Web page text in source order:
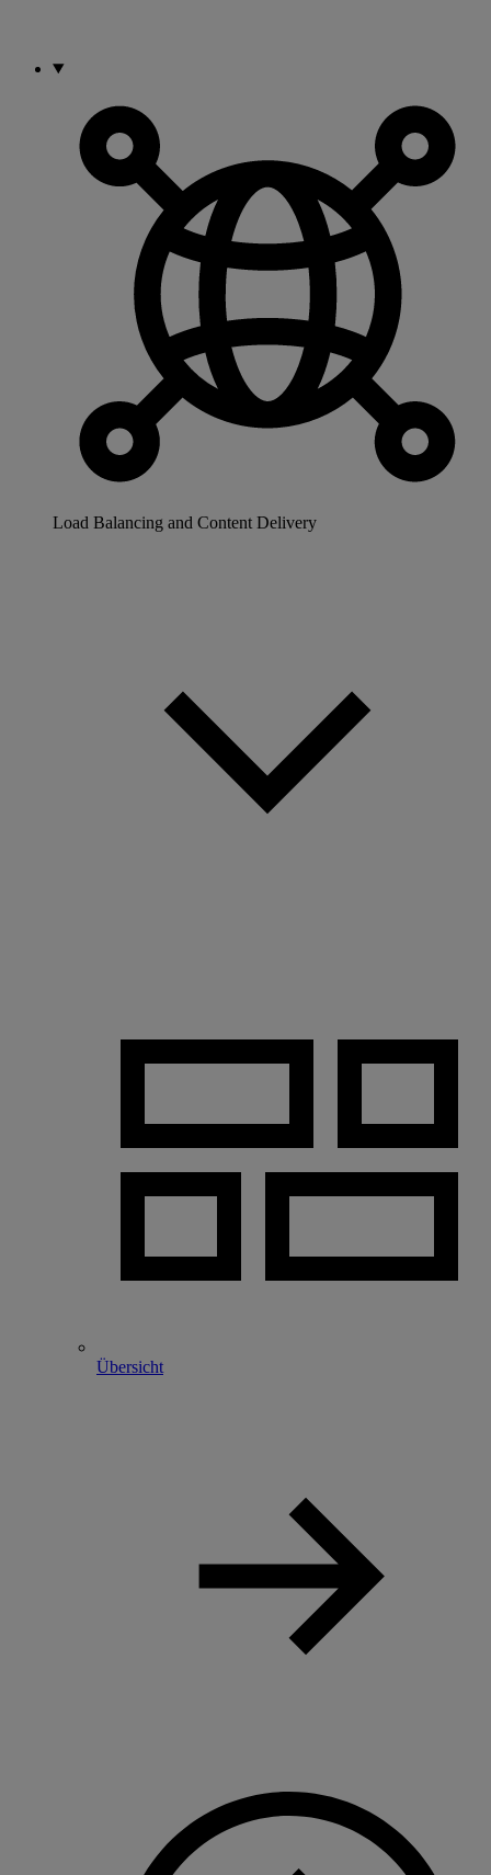
Load Balancing and Content Delivery
Übersicht